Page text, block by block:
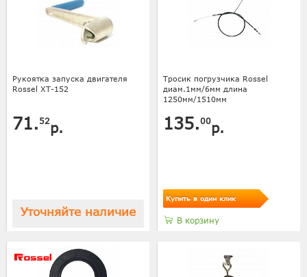
Рукоятка запуска двигателя
Rossel XT-152
71. 52р.
Уточняйте наличие
Тросик погрузчика Rossel
диам.1мм/6мм длина
1250мм/1510мм
135.00р.
Купить в один клик
В корзину